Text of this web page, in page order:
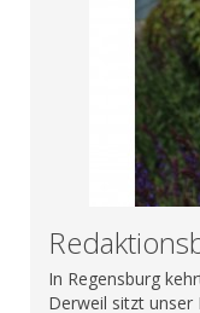
In Regensburg
Derweil sitzt unser